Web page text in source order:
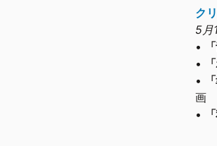
ク
5月
•
•
•
画
•